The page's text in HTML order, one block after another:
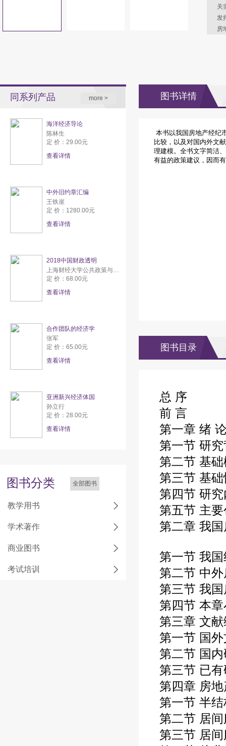
关
发
房
同系列产品 more >
海洋经济导论
陈林生
定 价：29.00元
查看详情
中外旧约章汇编
王铁崖
定 价：1280.00元
查看详情
2018中国财政透明
上海财经大学公共政策与研究中心
定 价：68.00元
查看详情
合作团队的经济学
张军
定 价：65.00元
查看详情
亚洲新兴经济体国
孙立行
定 价：28.00元
查看详情
图书分类 全部图书
教学用书
学术著作
商业图书
考试培训
图书详情
本书以我国房地产经纪
比较，以及对国内外文
理建模。全书文字简洁
有益的政策建议，因而
图书目录
总 序
前 言
第一章 绪
第一节 研
第二节 基
第三节 基
第四节 研
第五节 主
第二章 我
第一节 我
第二节 中
第三节 我
第四节 本
第三章 文
第一节 国
第二节 国
第三节 已
第四章 房
第一节 半
第二节 居
第三节 居